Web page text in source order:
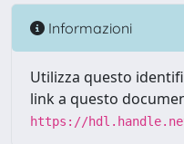
Informazioni
Utilizza questo
link a questo
https://